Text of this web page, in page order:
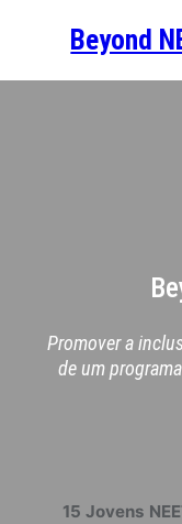
Beyond
Promover a
de um
15 Jovens